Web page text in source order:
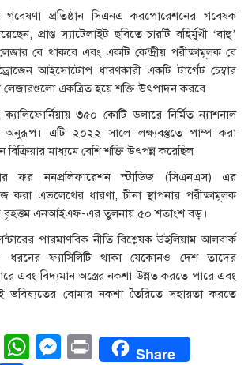
গবেষণা প্রতিষ্ঠান সিএনএ করপোরেশনের গবেষক
প্রাপ্ত স্যাটেলাইট ছবিতে চারটি বহির্মুখী ‘বাহু’
বে থাকবে এবং একটি কেন্দ্রীয় পরীক্ষামূলক বে
আইসোটোপ ধারণকারী একটি টার্গেট চেম্বার
লেজারগুলো একত্রিত হয়ে শক্তি উৎপাদন করবে।
ক্যালিফোর্নিয়ায় ৩৫০ কোটি ডলারে নির্মিত ন্যাশনাল
অনুরূপ। এটি ২০২২ সালে লক্ষ্যবস্তুতে পাম্প করা
মাধ্যমে বেশি শক্তি উৎপন্ন করেছিল।
ফর ননপ্রলিফারেশন স্টাডিজ (সিএনএস) এর
করা এভলেথের ধারণা, চীনা স্থাপনার পরীক্ষামূলক
বৃহত্তম এনআইএফ-এর তুলনায় ৫০ শতাংশ বড়।
পারমাণবিক নীতি বিশ্লেষক উইলিয়াম আলবার্ক
ফ্যাসিলিটি থাকা যেকোনও দেশ তাদের
এবং বিদ্যমান অস্ত্রের নকশা উন্নত করতে পারে এবং
ভবিষ্যতের বোমার নকশা তৈরিতে সহায়তা করতে
EmailWhatsApp
Messenger
PrintShare